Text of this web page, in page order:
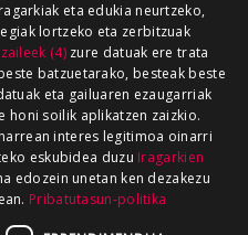
eta edukia neurtzeko,
lortzeko eta zerbitzuak
(4)zure datuak ere trata
batzuetarako, besteak beste
eta gailuaren ezaugarriak
honi soilik aplikatzen zaizkio.
interes legitimoa oinarri
eskubidea duzu Iragarkien
edozein unetan ken dezakezu
Pribatutasun-politika